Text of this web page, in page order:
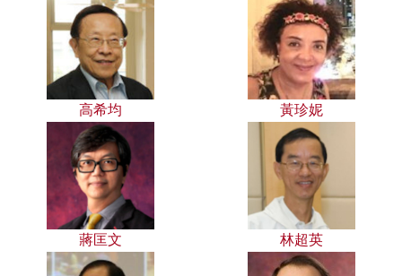
高希均 黃珍妮
蔣匡文 林超英